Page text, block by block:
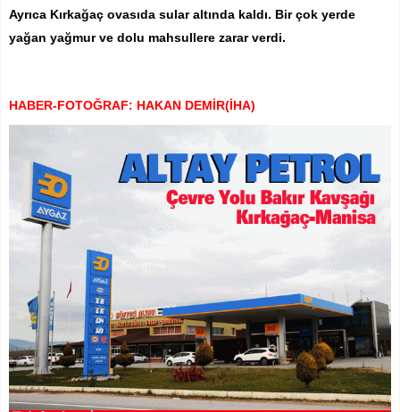
Ayrıca Kırkağaç ovasıda sular altında kaldı. Bir çok yerde
yağan yağmur ve dolu mahsullere zarar verdi.
HABER-FOTOĞRAF: HAKAN DEMİR(İHA)